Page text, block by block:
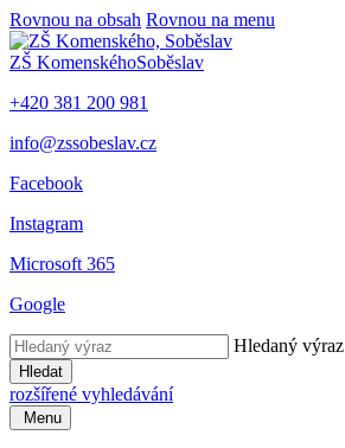
Rovnou na obsah Rovnou na menu
ZŠ KomenskéhoSoběslav
+420 381 200 981
info@zssobeslav.cz
Facebook
Instagram
Microsoft 365
Google
Hledaný výraz
Hledat
rozšířené vyhledávání
Menu